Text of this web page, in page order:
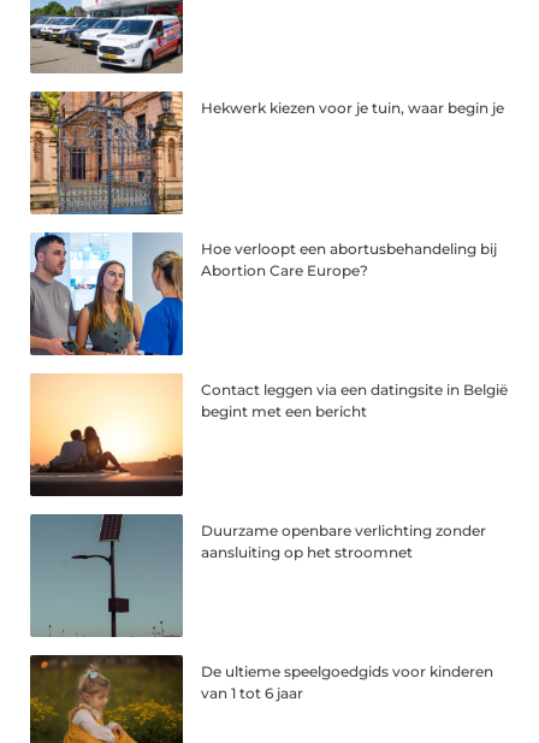
Hekwerk kiezen voor je tuin, waar begin je
Hoe verloopt een abortusbehandeling bij
Abortion Care Europe?
Contact leggen via een datingsite in België
begint met een bericht
Duurzame openbare verlichting zonder
aansluiting op het stroomnet
De ultieme speelgoedgids voor kinderen
van 1 tot 6 jaar